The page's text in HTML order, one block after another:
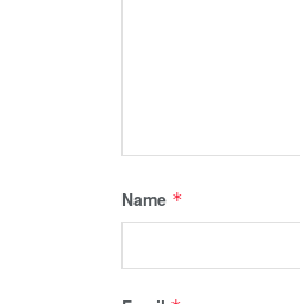
Name *